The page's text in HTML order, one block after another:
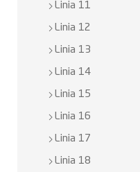
Linia 11
Linia 12
Linia 13
Linia 14
Linia 15
Linia 16
Linia 17
Linia 18